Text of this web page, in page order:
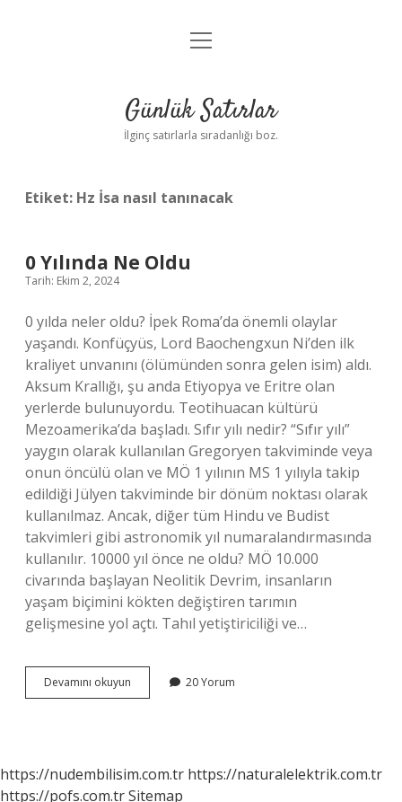
Anasayfa
Yasal Uyarı
menüyü
Günlük Satırlar
İlginç satırlarla sıradanlığı boz.
Etiket: Hz İsa nasıl tanınacak
0 Yılında Ne Oldu
Tarih: Ekim 2, 2024
0 yılda neler oldu? İpek Roma’da önemli olaylar
yaşandı. Konfüçyüs, Lord Baochengxun Ni’den ilk
kraliyet unvanını (ölümünden sonra gelen isim) aldı.
Aksum Krallığı, şu anda Etiyopya ve Eritre olan
yerlerde bulunuyordu. Teotihuacan kültürü
Mezoamerika’da başladı. Sıfır yılı nedir? “Sıfır yılı”
yaygın olarak kullanılan Gregoryen takviminde veya
onun öncülü olan ve MÖ 1 yılının MS 1 yılıyla takip
edildiği Jülyen takviminde bir dönüm noktası olarak
kullanılmaz. Ancak, diğer tüm Hindu ve Budist
takvimleri gibi astronomik yıl numaralandırmasında
kullanılır. 10000 yıl önce ne oldu? MÖ 10.000
civarında başlayan Neolitik Devrim, insanların
yaşam biçimini kökten değiştiren tarımın
gelişmesine yol açtı. Tahıl yetiştiriciliği ve…
Devamını okuyun
Yılında
20 Yorum
https://nudembilisim.com.tr https://naturalelektrik.com.tr
https://pofs.com.trSitemap